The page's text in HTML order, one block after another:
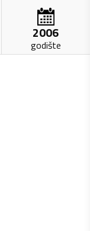
2006
godište